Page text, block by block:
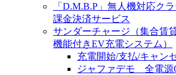
「D.M.B.P」無人機対応ク
課金決済サービス
サンダーチャージ（集合賃
機能付きEV充電システム）
充電開始/支払/キャン
ジャファデモ 全電源